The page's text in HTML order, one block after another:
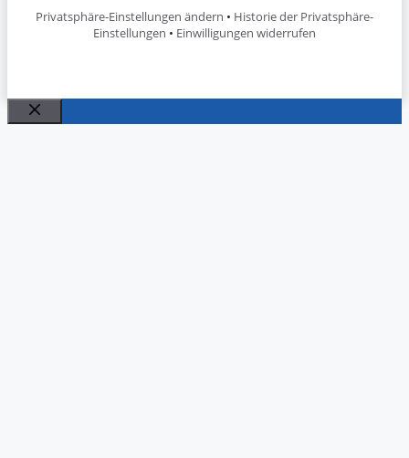
Privatsphäre-Einstellungen ändern • Historie der Privatsphäre-
Einstellungen • Einwilligungen widerrufen
Schließen